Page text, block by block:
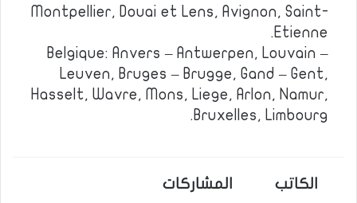
Montpellier, Douai et Lens, Avignon, Saint-
Etienne.
Belgique: Anvers – Antwerpen, Louvain –
Leuven, Bruges – Brugge, Gand – Gent,
Hasselt, Wavre, Mons, Liege, Arlon, Namur,
Bruxelles, Limbourg.
الكاتب المشاركات